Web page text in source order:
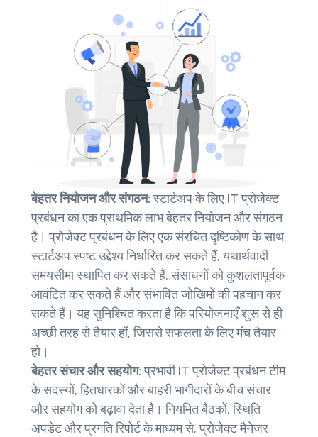
बेहतर नियोजन और संगठन:स्टार्टअप के लिए IT प्रोजेक्ट
प्रबंधन का एक प्राथमिक लाभ बेहतर नियोजन और संगठन
है। प्रोजेक्ट प्रबंधन के लिए एक संरचित दृष्टिकोण के साथ,
स्टार्टअप स्पष्ट उद्देश्य निर्धारित कर सकते हैं, यथार्थवादी
समयसीमा स्थापित कर सकते हैं, संसाधनों को कुशलतापूर्वक
आवंटित कर सकते हैं और संभावित जोखिमों की पहचान कर
सकते हैं। यह सुनिश्चित करता है कि परियोजनाएँ शुरू से ही
अच्छी तरह से तैयार हों, जिससे सफलता के लिए मंच तैयार
हो।
बेहतर संचार और सहयोग:प्रभावी IT प्रोजेक्ट प्रबंधन टीम
के सदस्यों, हितधारकों और बाहरी भागीदारों के बीच संचार
और सहयोग को बढ़ावा देता है। नियमित बैठकों, स्थिति
अपडेट और प्रगति रिपोर्ट के माध्यम से, प्रोजेक्ट मैनेजर